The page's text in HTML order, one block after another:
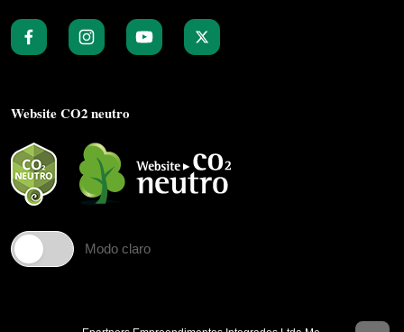
Website CO2 neutro
Modo claro